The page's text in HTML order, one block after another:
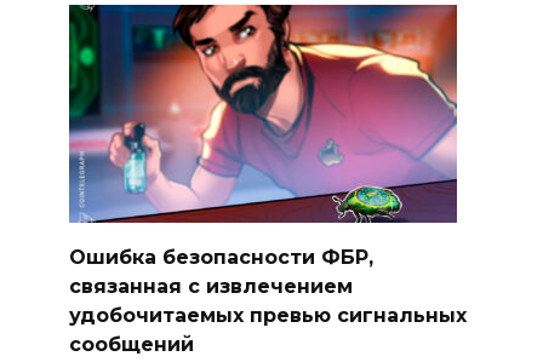
Ошибка безопасности ФБР,
связанная с извлечением
удобочитаемых превью сигнальных
сообщений